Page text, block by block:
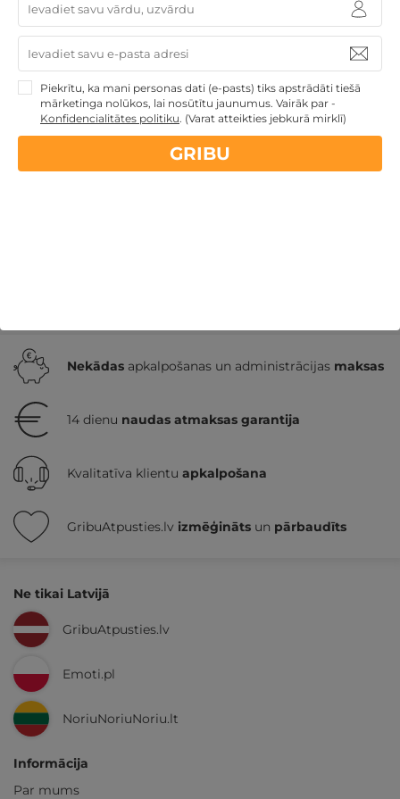
2 naktis ar SPA atpūtu, VAKARIŅĀM un MASĀŽU
DIVIEM
Druskininki,GODA ★ ★ ★ ★
Nekādas apkalpošanas un administrācijas maksas
14 dienu naudas atmaksas garantija
Kvalitatīva klientu apkalpošana
GribuAtpusties.lv izmēģināts un pārbaudīts
Ne tikai Latvijā
GribuAtpusties.lv
Emoti.pl
NoriuNoriuNoriu.lt
Informācija
Par mums
Piekrītu, ka mani personas dati (e-pasts) tiks apstrādāti tiešā
mārketinga nolūkos, lai nosūtītu jaunumus. Vairāk par -
Konfidencialitātes politiku. (Varat atteikties jebkurā mirklī)
GRIBU